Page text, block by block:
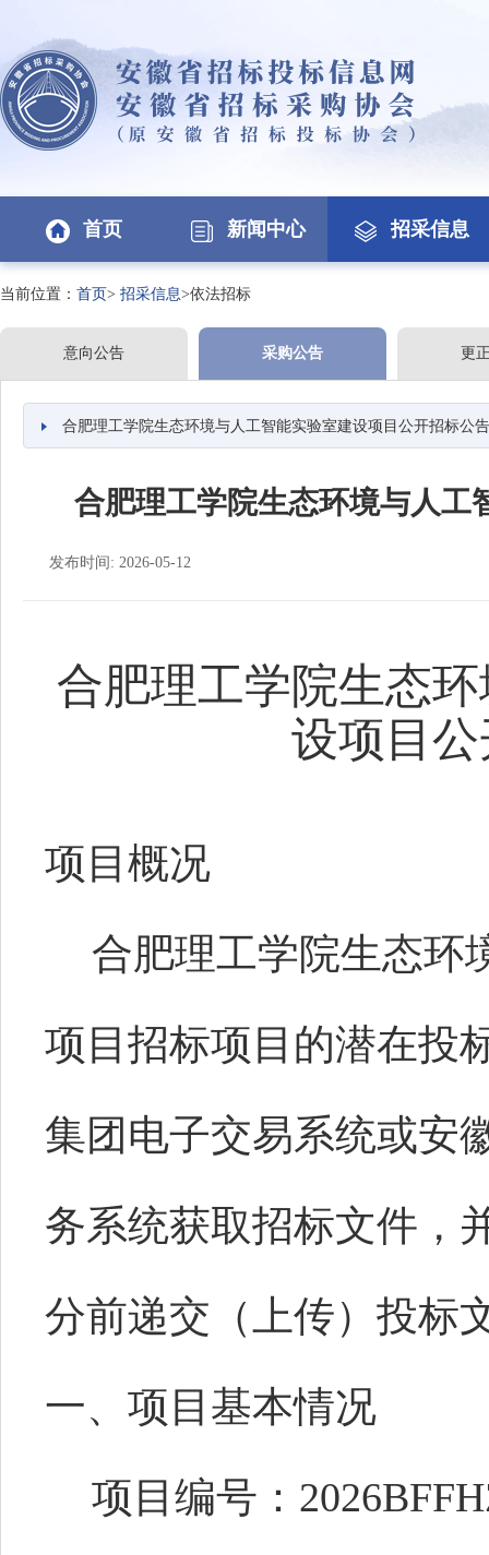
首页 新闻中心 招采信息
当前位置： 首页> 招采信息>依法招标
意向公告 采购公告 更
合肥理工学院生态环境与人工智能实验室建设项目公开招标公告
合肥理工学院生态环境与人工
发布时间: 2026-05-12
合肥理工学院生态
设项目
项目概况
合肥理工学院生态环
项目招标项目的潜在投
集团电子交易系统或安
务系统获取招标文件，
分前递交（上传）投标
一、项目基本情况
项目编号：